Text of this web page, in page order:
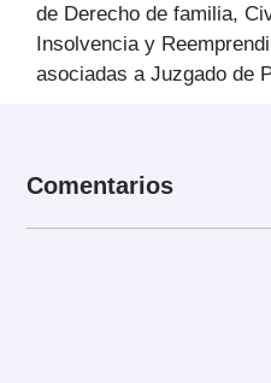
de Derecho de familia,
Insolvencia y
asociadas a Juzgado de
Comentarios